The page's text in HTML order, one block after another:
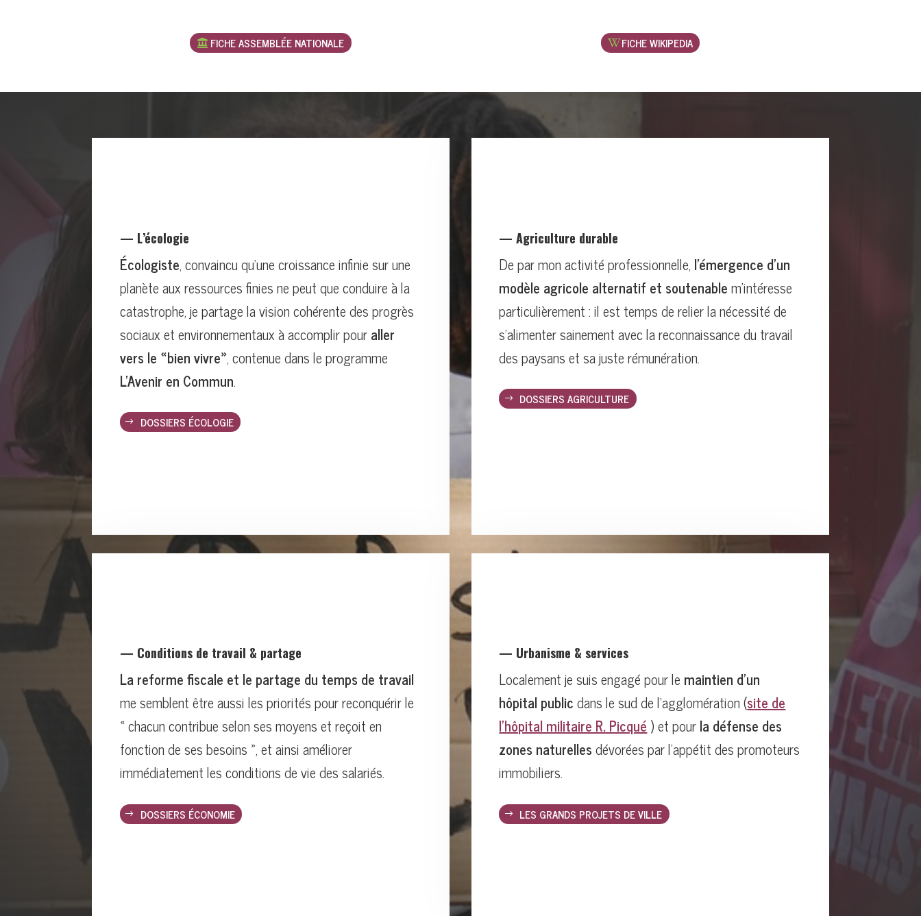
FICHE ASSEMBLÉE NATIONALE FICHE WIKIPEDIA
— L’écologie
Écologiste, convaincu qu’une croissance infinie sur une
planète aux ressources finies ne peut que conduire à la
catastrophe, je partage la vision cohérente des progrès
sociaux et environnementaux à accomplir pouraller
vers le «bien vivre», contenue dans le programme
L’Avenir en Commun.
DOSSIERS ÉCOLOGIE
— Agriculture durable
De par mon activité professionnelle, l’émergence d’un
modèle agricole alternatif et soutenablem’intéresse
particulièrement : il est temps de relier la nécessité de
s’alimenter sainement avec la reconnaissance du travail
des paysans et sa juste rémunération.
DOSSIERS AGRICULTURE
— Conditions de travail & partage
La reforme fiscale et le partage du temps de travail
me semblent être aussi les priorités pour reconquérir le
« chacun contribue selon ses moyens et reçoit en
fonction de ses besoins », et ainsi améliorer
immédiatement les conditions de vie des salariés.
DOSSIERS ÉCONOMIE
— Urbanisme & services
Localement je suis engagé pour le maintien d’un
hôpital publicdans le sud de l’agglomération (site de
l’hôpital militaire R. Picqué ) et pourla défense des
zones naturellesdévorées par l’appétit des promoteurs
immobiliers.
LES GRANDS PROJETS DE VILLE